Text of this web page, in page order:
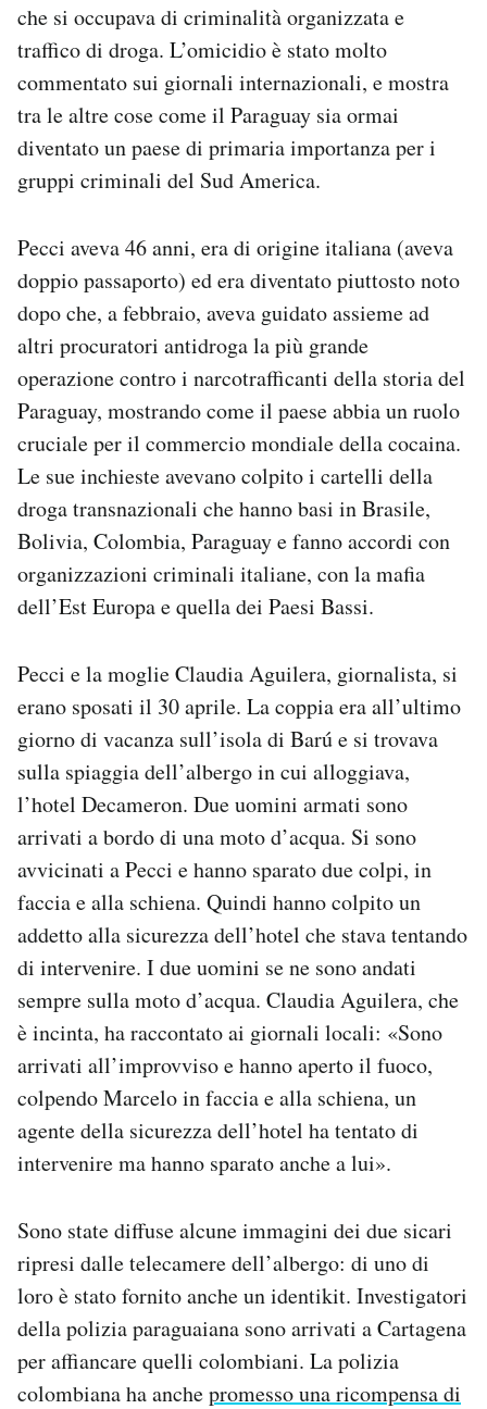
Notifiche mobile
Regala il Post
Hai bisogno di aiuto?
Esci
che si occupava di criminalità organizzata e
traffico di droga. L’omicidio è stato molto
commentato sui giornali internazionali, e mostra
tra le altre cose come il Paraguay sia ormai
diventato un paese di primaria importanza per i
gruppi criminali del Sud America.
Pecci aveva 46 anni, era di origine italiana (aveva
doppio passaporto) ed era diventato piuttosto noto
dopo che, a febbraio, aveva guidato assieme ad
altri procuratori antidroga la più grande
operazione contro i narcotrafficanti della storia del
Paraguay, mostrando come il paese abbia un ruolo
cruciale per il commercio mondiale della cocaina.
Le sue inchieste avevano colpito i cartelli della
droga transnazionali che hanno basi in Brasile,
Bolivia, Colombia, Paraguay e fanno accordi con
organizzazioni criminali italiane, con la mafia
dell’Est Europa e quella dei Paesi Bassi.
Pecci e la moglie Claudia Aguilera, giornalista, si
erano sposati il 30 aprile. La coppia era all’ultimo
giorno di vacanza sull’isola di Barú e si trovava
sulla spiaggia dell’albergo in cui alloggiava,
l’hotel Decameron. Due uomini armati sono
arrivati a bordo di una moto d’acqua. Si sono
avvicinati a Pecci e hanno sparato due colpi, in
faccia e alla schiena. Quindi hanno colpito un
addetto alla sicurezza dell’hotel che stava tentando
di intervenire. I due uomini se ne sono andati
sempre sulla moto d’acqua. Claudia Aguilera, che
è incinta, ha raccontato ai giornali locali: «Sono
arrivati all’improvviso e hanno aperto il fuoco,
colpendo Marcelo in faccia e alla schiena, un
agente della sicurezza dell’hotel ha tentato di
intervenire ma hanno sparato anche a lui».
Sono state diffuse alcune immagini dei due sicari
ripresi dalle telecamere dell’albergo: di uno di
loro è stato fornito anche un identikit. Investigatori
della polizia paraguaiana sono arrivati a Cartagena
per affiancare quelli colombiani. La polizia
colombiana ha anchepromesso una ricompensa di